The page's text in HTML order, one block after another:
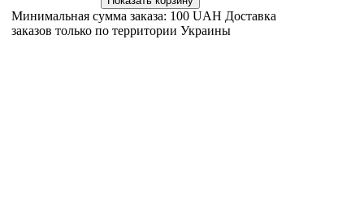
Минимальная сумма заказа: 100 UAH Доставка
заказов только по территории Украины